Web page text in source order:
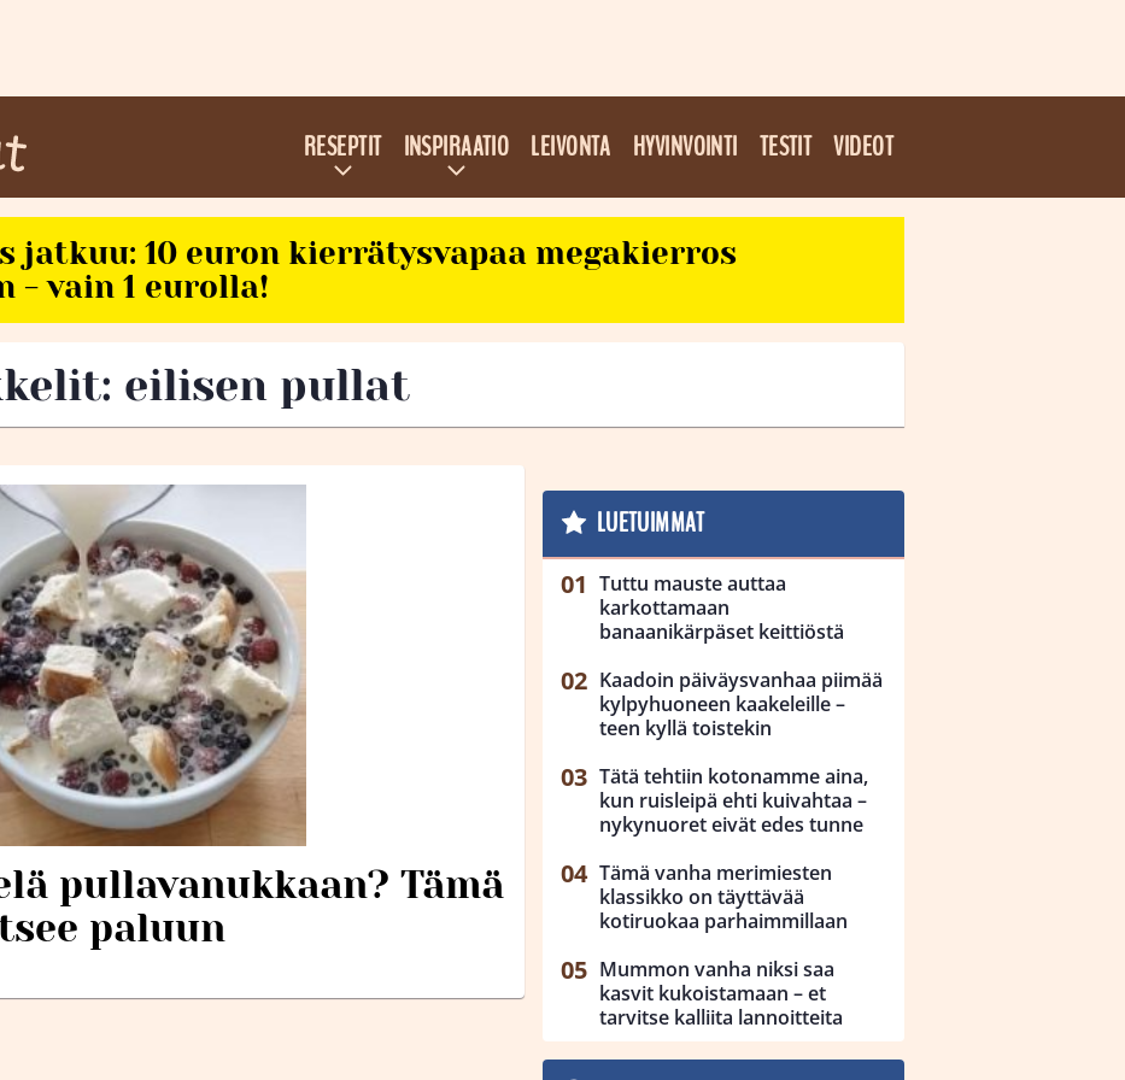
RESEPTIT INSPIRAATIO LEIVONTA HYVINVOINTI TESTIT VIDEOT
jatkuu: 10 euron kierrätysvapaa megakierros
- vain 1 eurolla!
eilisen pullat
pullavanukkaan? Tämä
paluun
LUETUIMMAT
Tuttu mauste auttaa
karkottamaan
banaanikärpäset keittiöstä
Kaadoin päiväysvanhaa piimää
kylpyhuoneen kaakeleille –
teen kyllä toistekin
Tätä tehtiin kotonamme aina,
kun ruisleipä ehti kuivahtaa –
nykynuoret eivät edes tunne
Tämä vanha merimiesten
klassikko on täyttävää
kotiruokaa parhaimmillaan
Mummon vanha niksi saa
kasvit kukoistamaan – et
tarvitse kalliita lannoitteita